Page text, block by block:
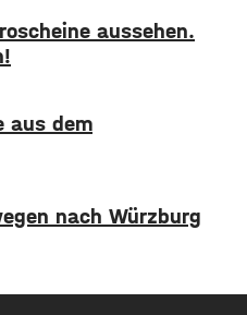
Brücke bekanntgegeben.
Baustellen findet ihr
der größten
die Sperrung der B27-
aussehen.
aus dem
nach Würzburg